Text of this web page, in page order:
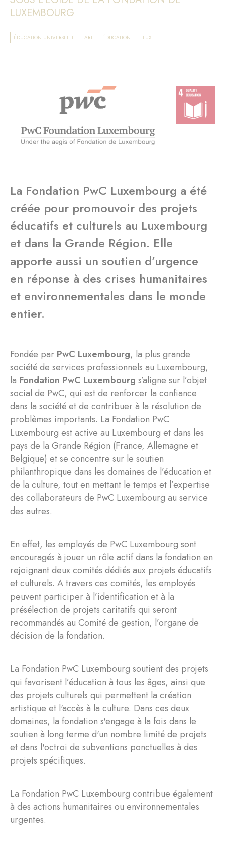
LUXEMBOURG
ÉDUCATION UNIVERSELLE ART ÉDUCATION FLUX
La Fondation PwC Luxembourg a été
créée pour promouvoir des projets
éducatifs et culturels au Luxembourg
et dans la Grande Région. Elle
apporte aussi un soutien d’urgence
en réponse à des crises humanitaires
et environnementales dans le monde
entier.
Fondée par PwC Luxembourg, la plus grande
société de services professionnels au Luxembourg,
la Fondation PwC Luxembourg s’aligne sur l’objet
social de PwC, qui est de renforcer la confiance
dans la société et de contribuer à la résolution de
problèmes importants. La Fondation PwC
Luxembourg est active au Luxembourg et dans les
pays de la Grande Région (France, Allemagne et
Belgique) et se concentre sur le soutien
philanthropique dans les domaines de l’éducation et
de la culture, tout en mettant le temps et l’expertise
des collaborateurs de PwC Luxembourg au service
des autres.
En effet, les employés de PwC Luxembourg sont
encouragés à jouer un rôle actif dans la fondation en
rejoignant deux comités dédiés aux projets éducatifs
et culturels. A travers ces comités, les employés
peuvent participer à l’identification et à la
présélection de projets caritatifs qui seront
recommandés au Comité de gestion, l’organe de
décision de la fondation.
La Fondation PwC Luxembourg soutient des projets
qui favorisent l’éducation à tous les âges, ainsi que
des projets culturels qui permettent la création
artistique et l'accès à la culture. Dans ces deux
domaines, la fondation s'engage à la fois dans le
soutien à long terme d'un nombre limité de projets
et dans l'octroi de subventions ponctuelles à des
projets spécifiques.
La Fondation PwC Luxembourg contribue également
à des actions humanitaires ou environnementales
urgentes.